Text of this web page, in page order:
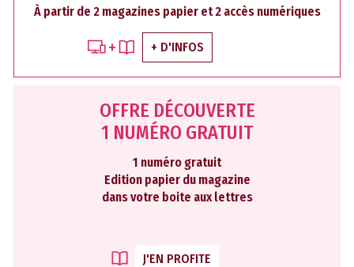
À partir de 2 magazines papier et 2 accès numériques
+ D'INFOS
OFFRE DÉCOUVERTE
1 NUMÉRO GRATUIT
1 numéro gratuit
Edition papier du magazine
dans votre boite aux lettres
J'EN PROFITE